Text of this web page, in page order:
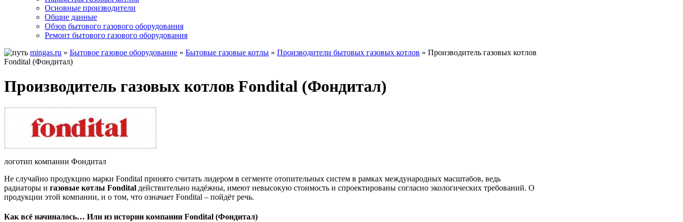
Основные производители
Общие данные
Обзор бытового газового оборудования
Ремонт бытового газового оборудования
mingas.ru » Бытовое газовое оборудование » Бытовые газовые котлы » Производители бытовых газовых котлов » Производитель газовых котлов
Fondital (Фондитал)
Производитель газовых котлов Fondital (Фондитал)
логотип компании Фондитал
Не случайно продукцию марки Fondital принято считать лидером в сегменте отопительных систем в рамках международных масштабов, ведь
радиаторы и газовые котлы Fondital действительно надёжны, имеют невысокую стоимость и спроектированы согласно экологических требований. О
продукции этой компании, и о том, что означает Fondital – пойдёт речь.
Как всё начиналось… Или из истории компании Fondital (Фондитал)